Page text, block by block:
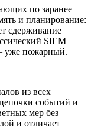
по заранее
и планирование:
сдерживание
SIEM —
уже пожарный.
из всех
событий и
мер без
и отличает